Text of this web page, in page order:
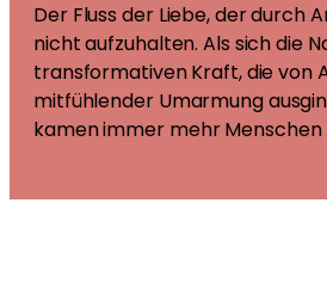
Der Fluss der Liebe, der durch
nicht aufzuhalten. Als sich die
transformativen Kraft, die von
mitfühlender Umarmung
kamen immer mehr Menschen